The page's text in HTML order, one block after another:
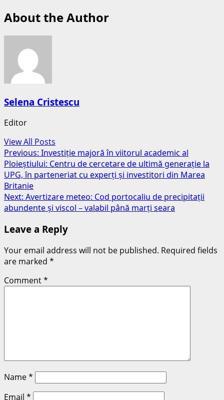
About the Author
Selena Cristescu
Editor
View All Posts
Post
navigation
Previous: Investiție majoră în viitorul academic al
Ploieștiului: Centru de cercetare de ultimă generație la
UPG, în parteneriat cu experți și investitori din Marea
Britanie
Next: Avertizare meteo: Cod portocaliu de precipitații
abundente și viscol – valabil până marți seara
Leave a Reply
Your email address will not be published. Required fields
are marked *
Comment*
Name*
Email *